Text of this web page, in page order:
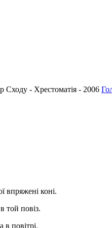
Сходу - Хрестоматія - 2006
впряжені коні.
той повіз.
в повітрі,